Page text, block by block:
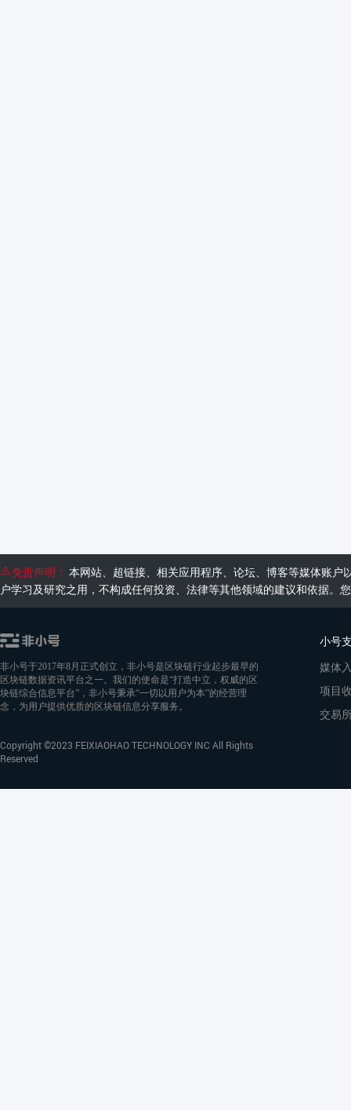
免责声明： 本网站、超链接、相关应用程序、论坛、博客等媒体账
户学习及研究之用，不构成任何投资、法律等其他领域的建议和依据
非小号于2017年8月正式创立，非小号是区块链行业起步最早的
区块链数据资讯平台之一。我们的使命是“打造中立，权威的区
块链综合信息平台”，非小号秉承“一切以用户为本”的经营理
念，为用户提供优质的区块链信息分享服务。
Copyright ©2023 FEIXIAOHAO TECHNOLOGY INC All Rights
Reserved
小号
媒体
项目
交易